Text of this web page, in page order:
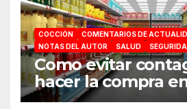
COCCIÓN COMENTARIOS DE
NOTAS DEL AUTOR
SALUD
Como evitar
hacer la compra
supermercado